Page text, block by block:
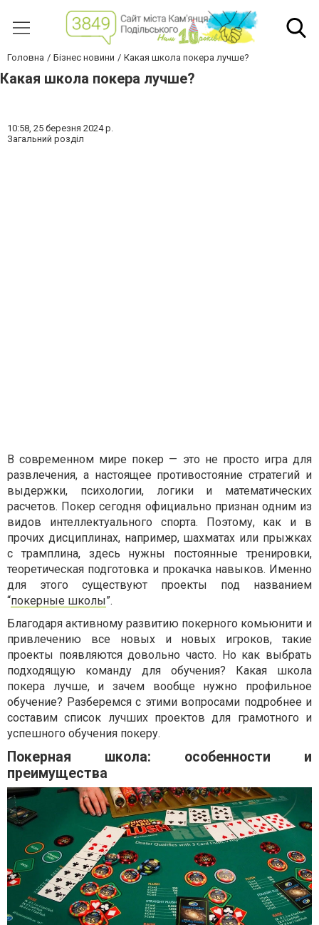
Головна Бізнес новини Какая школа покера лучше?
Какая школа покера лучше?
10:58, 25 березня 2024 р.
Загальний розділ
В современном мире покер — это не просто игра для
развлечения, а настоящее противостояние стратегий и
выдержки, психологии, логики и математических
расчетов. Покер сегодня официально признан одним из
видов интеллектуального спорта. Поэтому, как и в
прочих дисциплинах, например, шахматах или прыжках
с трамплина, здесь нужны постоянные тренировки,
теоретическая подготовка и прокачка навыков. Именно
для этого существуют проекты под названием
“покерные школы”.
Благодаря активному развитию покерного комьюнити и
привлечению все новых и новых игроков, такие
проекты появляются довольно часто. Но как выбрать
подходящую команду для обучения? Какая школа
покера лучше, и зачем вообще нужно профильное
обучение? Разберемся с этими вопросами подробнее и
составим список лучших проектов для грамотного и
успешного обучения покеру.
Покерная школа: особенности и
преимущества